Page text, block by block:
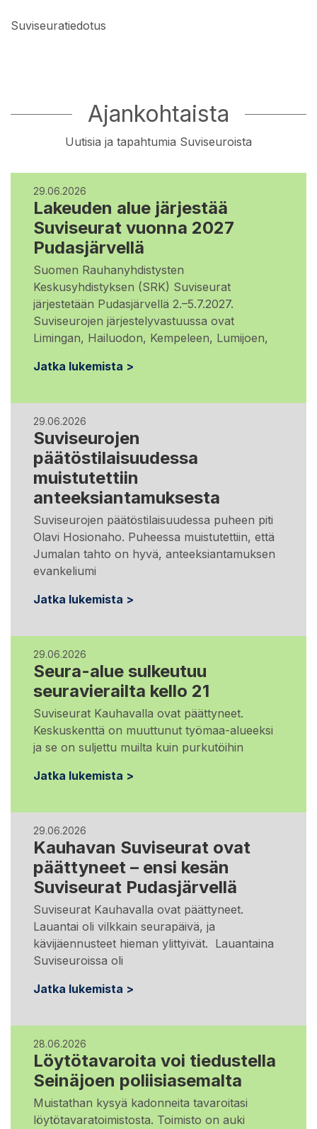
Suviseuratiedotus
Ajankohtaista
Uutisia ja tapahtumia Suviseuroista
29.06.2026
Lakeuden alue järjestää
Suviseurat vuonna 2027
Pudasjärvellä
Suomen Rauhanyhdistysten
Keskusyhdistyksen (SRK) Suviseurat
järjestetään Pudasjärvellä 2.–5.7.2027.
Suviseurojen järjestelyvastuussa ovat
Limingan, Hailuodon, Kempeleen, Lumijoen,
Jatka lukemista >
29.06.2026
Suviseurojen
päätöstilaisuudessa
muistutettiin
anteeksiantamuksesta
Suviseurojen päätöstilaisuudessa puheen piti
Olavi Hosionaho. Puheessa muistutettiin, että
Jumalan tahto on hyvä, anteeksiantamuksen
evankeliumi
Jatka lukemista >
29.06.2026
Seura-alue sulkeutuu
seuravierailta kello 21
Suviseurat Kauhavalla ovat päättyneet.
Keskuskenttä on muuttunut työmaa-alueeksi
ja se on suljettu muilta kuin purkutöihin
Jatka lukemista >
29.06.2026
Kauhavan Suviseurat ovat
päättyneet – ensi kesän
Suviseurat Pudasjärvellä
Suviseurat Kauhavalla ovat päättyneet.
Lauantai oli vilkkain seurapäivä, ja
kävijäennusteet hieman ylittyivät. Lauantaina
Suviseuroissa oli
Jatka lukemista >
28.06.2026
Löytötavaroita voi tiedustella
Seinäjoen poliisiasemalta
Muistathan kysyä kadonneita tavaroitasi
löytötavaratoimistosta. Toimisto on auki